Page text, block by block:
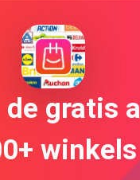
de gratis
winkels